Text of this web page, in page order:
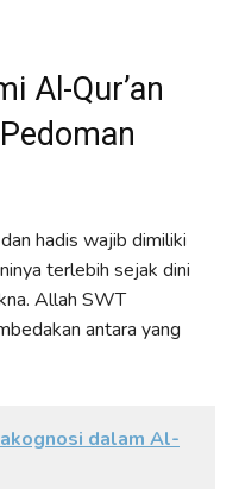
Al-Qur’an
hadis wajib dimiliki
terlebih sejak dini
Allah SWT
antara yang
dalam Al-